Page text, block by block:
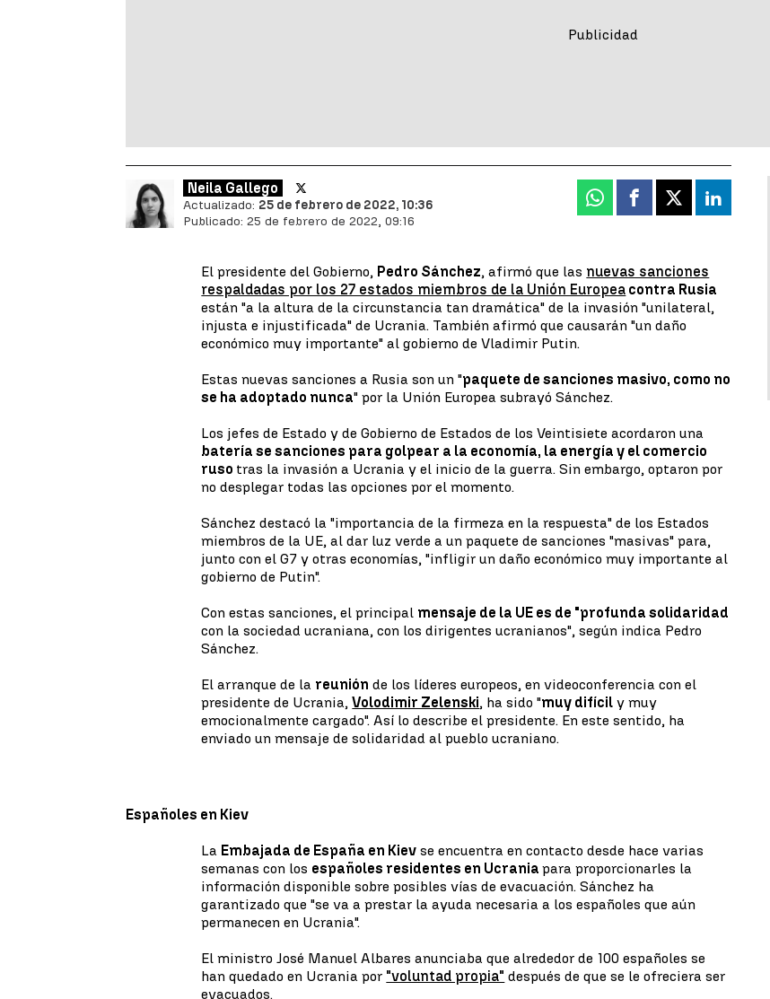
Neila Gallego
Actualizado: 25 de febrero de 2022, 10:36
Publicado: 25 de febrero de 2022, 09:16
Whatsapp
Facebook
X Linkedin
El presidente del Gobierno, Pedro Sánchez, afirmó que las nuevas sanciones
respaldadas por los 27 estados miembros de la Unión Europea contra Rusia
están "a la altura de la circunstancia tan dramática" de la invasión "unilateral,
injusta e injustificada" de Ucrania. También afirmó que causarán "un daño
económico muy importante" al gobierno de Vladimir Putin.
Estas nuevas sanciones a Rusia son un "paquete de sanciones masivo, como no
se ha adoptado nunca" por la Unión Europea subrayó Sánchez.
Los jefes de Estado y de Gobierno de Estados de los Veintisiete acordaron una
batería se sanciones para golpear a la economía, la energía y el comercio
ruso tras la invasión a Ucrania y el inicio de la guerra. Sin embargo, optaron por
no desplegar todas las opciones por el momento.
Sánchez destacó la "importancia de la firmeza en la respuesta" de los Estados
miembros de la UE, al dar luz verde a un paquete de sanciones "masivas" para,
junto con el G7 y otras economías, "infligir un daño económico muy importante al
gobierno de Putin".
Con estas sanciones, el principal mensaje de la UE es de "profunda solidaridad
con la sociedad ucraniana, con los dirigentes ucranianos", según indica Pedro
Sánchez.
El arranque de la reunión de los líderes europeos, en videoconferencia con el
presidente de Ucrania,Volodimir Zelenski, ha sido "muy difícil y muy
emocionalmente cargado". Así lo describe el presidente. En este sentido, ha
enviado un mensaje de solidaridad al pueblo ucraniano.
Españoles en Kiev
La Embajada de España en Kiev se encuentra en contacto desde hace varias
semanas con los españoles residentes en Ucraniapara proporcionarles la
información disponible sobre posibles vías de evacuación. Sánchez ha
garantizado que "se va a prestar la ayuda necesaria a los españoles que aún
permanecen en Ucrania".
El ministro José Manuel Albares anunciaba que alrededor de 100 españoles se
han quedado en Ucrania por "voluntad propia" después de que se le ofreciera ser
evacuados.